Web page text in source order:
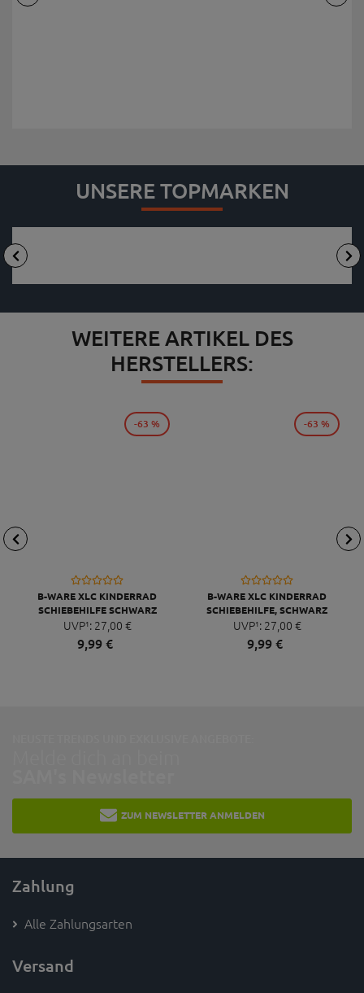
UNSERE TOPMARKEN
WEITERE ARTIKEL DES
HERSTELLERS:
B-WARE XLC KINDERRAD
SCHIEBEHILFE SCHWARZ
UVP¹: 27,00 €
9,99€
-63 %
B-WARE XLC KINDERRAD
SCHIEBEHILFE, SCHWARZ
UVP¹: 27,00 €
9,99€
-63 %
ZUM NEWSLETTER ANMELDEN
Zahlung
Alle Zahlungsarten
Versand